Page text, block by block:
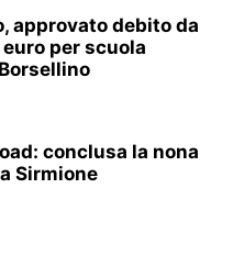
approvato debito da
per scuola
conclusa la nona
Sirmione